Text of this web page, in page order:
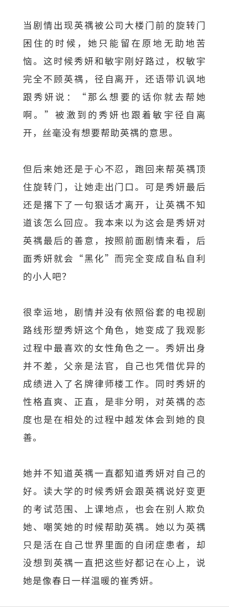
当剧情出现英禑被公司大楼门前的旋转门
困住的时候，她只能留在原地无助地苦
恼。这时候秀妍和敏宇刚好路过，权敏宇
完全不顾英禑，径自离开，还语带讥讽地
跟秀妍说：“那么想要的话你就去帮她
啊。”被激到的秀妍也跟着敏宇径自离
开，丝毫没有想要帮助英禑的意思。
但后来她还是于心不忍，跑回来帮英禑顶
住旋转门，让她走出门口。可是秀妍最后
还是撂下了一句狠话才离开，让英禑不知
道该怎么回应。我本来以为这会是秀妍对
英禑最后的善意，按照前面剧情来看，后
面秀妍就会“黑化”而完全变成自私自利
的小人吧？
很幸运地，剧情并没有依照俗套的电视剧
路线形塑秀妍这个角色，她变成了我观影
过程中最喜欢的女性角色之一。秀妍出身
并不差，父亲是法官，自己也凭借优异的
成绩进入了名牌律师楼工作。同时秀妍的
性格直爽、正直，是非分明，对英禑的态
度也是在相处的过程中越发体会到她的良
善。
她并不知道英禑一直都知道秀妍对自己的
好。读大学的时候秀妍会跟英禑说好变更
的考试范围、上课地点，也会在别人欺负
她、嘲笑她的时候帮助英禑。她以为英禑
只是活在自己世界里面的自闭症患者，却
没想到英禑一直把这些好都记在心上，说
她是像春日一样温暖的崔秀妍。